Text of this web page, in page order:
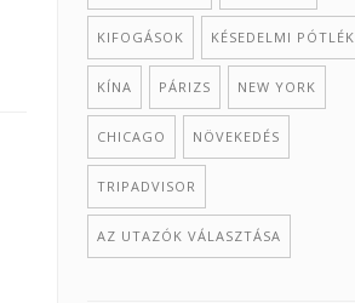
KIFOGÁSOK KÉSEDELMI PÓTLÉK
KÍNA PÁRIZS NEW YORK
CHICAGO NÖVEKEDÉS
TRIPADVISOR
AZ UTAZÓK VÁLASZTÁSA